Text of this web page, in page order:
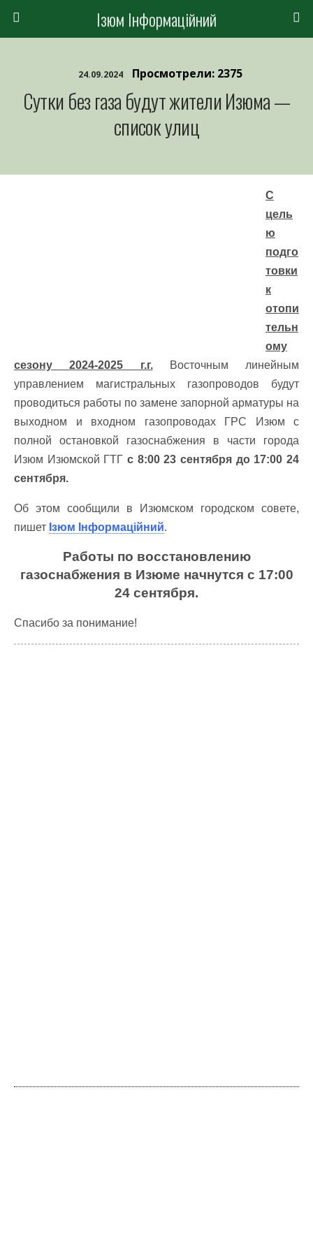
Ізюм Інформаційний
24.09.2024 Просмотрели: 2375
Сутки без газа будут жители Изюма —
список улиц
С
цель
ю
подго
товки
к
отопи
тельн
ому
сезону 2024-2025 г.г.Восточным линейным
управлением магистральных газопроводов будут
проводиться работы по замене запорной арматуры на
выходном и входном газопроводах ГРС Изюм с
полной остановкой газоснабжения в части города
Изюм Изюмской ГТГ с 8:00 23 сентября до 17:00 24
сентября.
Об этом сообщили в Изюмском городском совете,
пишет Ізюм Інформаційний.
Работы по восстановлению
газоснабжения в Изюме начнутся с 17:00
24 сентября.
Спасибо за понимание!